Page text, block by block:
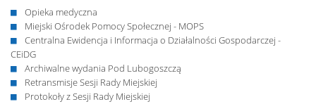
Opieka medyczna
Miejski Ośrodek Pomocy Społecznej - MOPS
Centralna Ewidencja i Informacja o Działalności Gospodarczej -
CEiDG
Archiwalne wydania Pod Lubogoszczą
Retransmisje Sesji Rady Miejskiej
Protokoły z Sesji Rady Miejskiej